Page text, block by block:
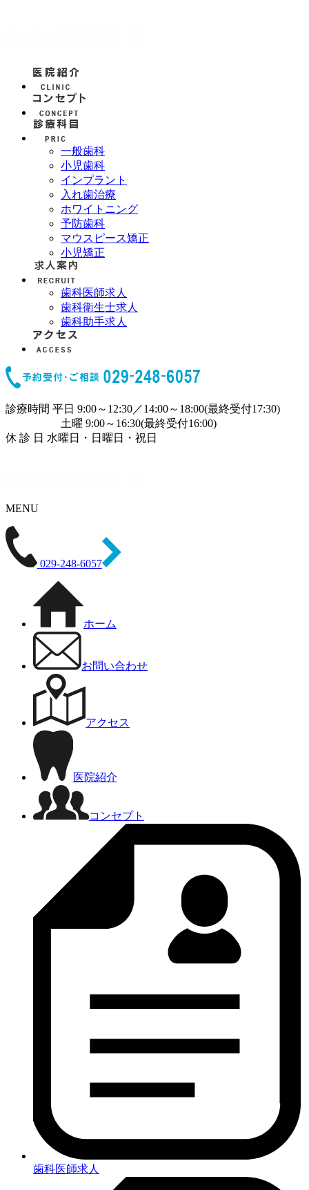
一般歯科
小児歯科
インプラント
入れ歯治療
ホワイトニング
予防歯科
マウスピース矯正
小児矯正
歯科医師求人
歯科衛生士求人
歯科助手求人
診療時間 平日 9:00～12:30／14:00～18:00(最終受付17:30)
土曜 9:00～16:30(最終受付16:00)
休 診 日 水曜日・日曜日・祝日
MENU
029-248-6057
ホーム
お問い合わせ
アクセス
医院紹介
コンセプト
歯科医師求人